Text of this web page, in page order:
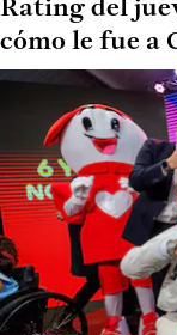
Rating del
cómo le fue a